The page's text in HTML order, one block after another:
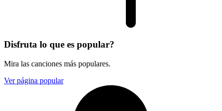
Disfruta lo que es popular?
Mira las canciones más populares.
Ver página popular